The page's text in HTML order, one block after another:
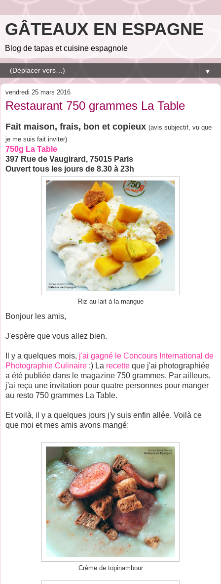
GÂTEAUX EN ESPAGNE
Blog de tapas et cuisine espagnole
▼
vendredi 25 mars 2016
Restaurant 750 grammes La Table
Fait maison, frais, bon et copieux (avis subjectif, vu que
je me suis fait inviter)
750g La Table
397 Rue de Vaugirard, 75015 Paris
Ouvert tous les jours de 8.30 à 23h
Riz au lait à la mangue
Bonjour les amis,
J'espère que vous allez bien.
Il y a quelques mois, j'ai gagné le Concours International de
Photographie Culinaire :) La recette que j'ai photographiée
a été publiée dans le magazine 750 grammes. Par ailleurs,
j'ai reçu une invitation pour quatre personnes pour manger
au resto 750 grammes La Table.
Et voilà, il y a quelques jours j'y suis enfin allée. Voilà ce
que moi et mes amis avons mangé:
Crème de topinambour